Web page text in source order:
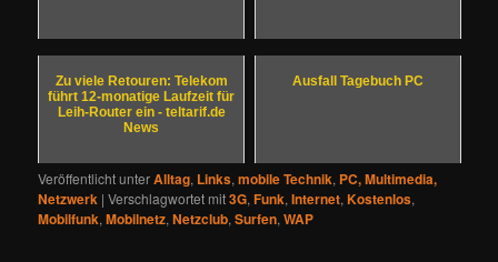
Zu viele Retouren: Telekom
führt 12-monatige Laufzeit für
Leih-Router ein - teltarif.de
News
Ausfall Tagebuch PC
Veröffentlicht unterAlltag, Links,mobile Technik, PC, Multimedia,
Netzwerk |Verschlagwortet mit3G,Funk,Internet,Kostenlos,
Mobilfunk,Mobilnetz,Netzclub,Surfen,WAP